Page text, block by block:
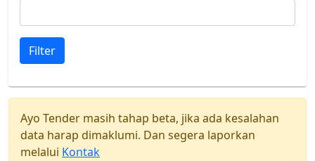
Filter
Ayo Tender masih tahap beta, jika ada kesalahan
data harap dimaklumi. Dan segera laporkan
melalui Kontak